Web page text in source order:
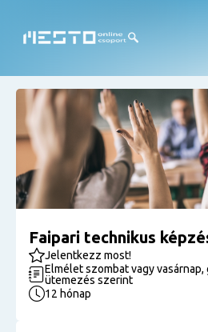
Faipari technikus
Jelentkezz most!
Elmélet szombat vagy
ütemezés szerint
12 hónap